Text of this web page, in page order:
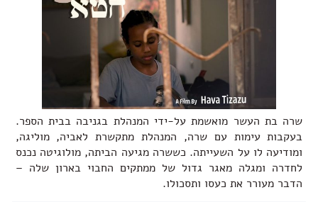
שרה בת העשר מואשמת על-ידי המנהלת בגניבה בבית הספר.
בעקבות עימות עם שרה, המנהלת מתקשרת לאביה, מוליגה,
ומודיעה לו על השעייתה. כששרה מגיעה הביתה, מולוגיטה נכנס
לחדרה ומגלה מאגר גדול של ממתקים החבוי בארון שלה –
הדבר מעורר את כעסו ותסכולו.